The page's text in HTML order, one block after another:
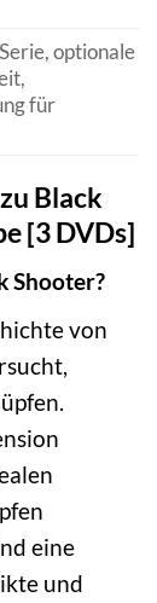
optionale
für
Black
[3 DVDs]
Shooter?
von
eine
und